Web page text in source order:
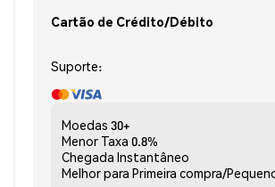
Cartão de Crédito/Débito
Suporte:
Moedas 30+
Menor Taxa 0.8%
Chegada Instantâneo
Melhor para Primeira compra/